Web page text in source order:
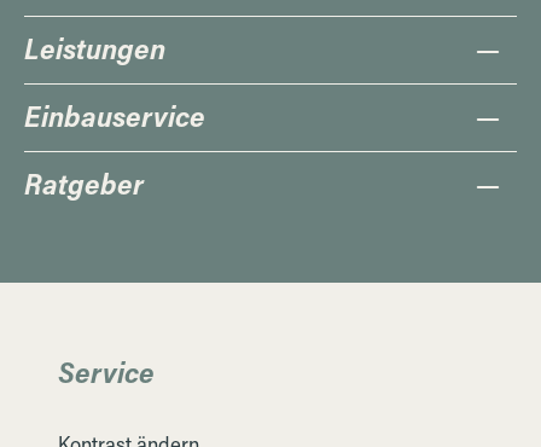
Leistungen
Einbauservice
Ratgeber
Service